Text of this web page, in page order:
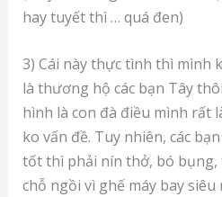
hay tuyết thì … quá đen)
3) Cái này thực tình thì mình
là thương hộ các bạn Tây
hình là con đà điều mình rất
ko vấn đề. Tuy nhiên, các
tốt thì phải nín thở, bó bụng,
chỗ ngồi vì ghế máy bay